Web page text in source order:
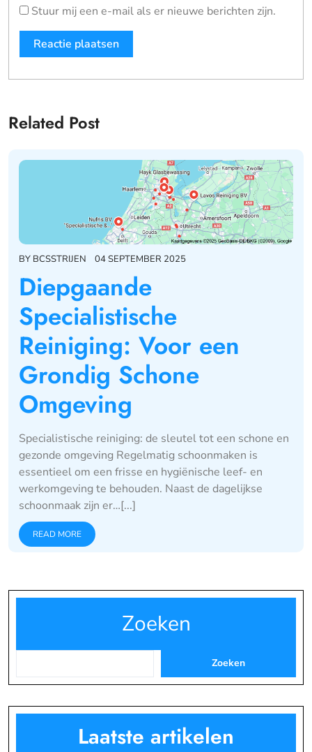
Stuur mij een e-mail als er nieuwe berichten zijn.
Related Post
BY BCSSTRIJEN 04 SEPTEMBER 2025
Diepgaande
Specialistische
Reiniging: Voor een
Grondig Schone
Omgeving
Specialistische reiniging: de sleutel tot een schone en
gezonde omgeving Regelmatig schoonmaken is
essentieel om een frisse en hygiënische leef- en
werkomgeving te behouden. Naast de dagelijkse
schoonmaak zijn er…[...]
READ MORE
Zoeken
Zoeken
Laatste artikelen